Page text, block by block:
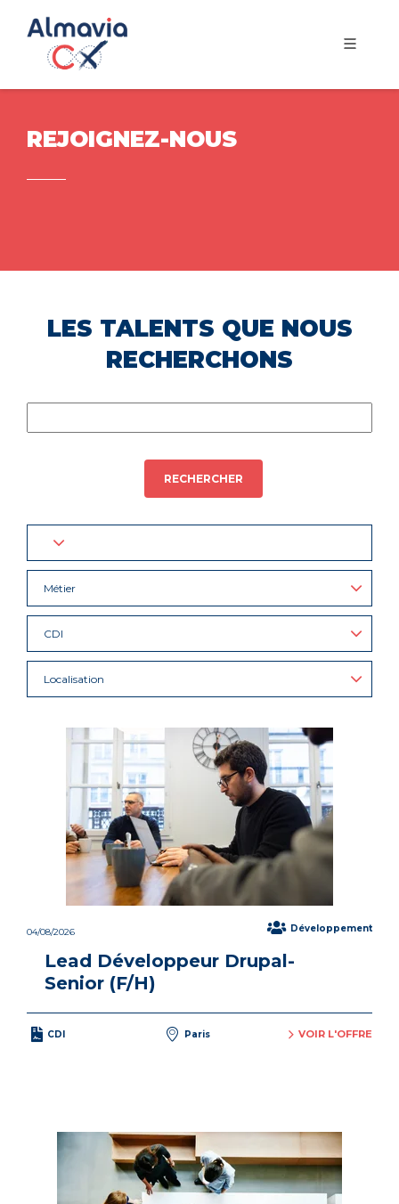
REJOIGNEZ-NOUS
LES TALENTS QUE NOUS
RECHERCHONS
RECHERCHER
Métier
CDI
Localisation
04/08/2026 Développement
Lead Développeur Drupal-
Senior (F/H)
CDI Paris VOIR L'OFFRE